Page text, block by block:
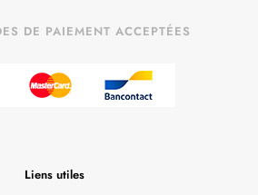
DE PAIEMENT ACCEPTÉES
Liens utiles